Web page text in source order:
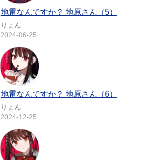
地雷なんですか？ 地原さん（5）
りょん
2024-06-25
地雷なんですか？ 地原さん（6）
りょん
2024-12-25